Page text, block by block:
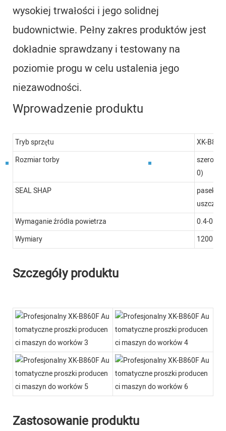
wysokiej trwałości i jego solidnej
budownictwie. Pełny zakres produktów jest
dokładnie sprawdzany i testowany na
poziomie progu w celu ustalenia jego
niezawodności.
Wprowadzenie produktu
Tryb sprzętu
XK-
Rozmiar torby
0)
SEAL SHAP
pasek,
Wymaganie źródła powietrza
0.4-
Wymiary
Szczegóły produktu
Zastosowanie produktu